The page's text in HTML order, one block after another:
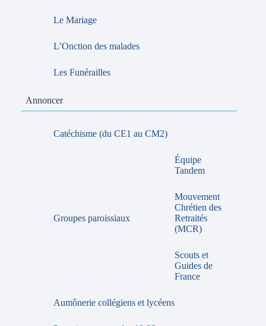
Le Mariage
L’Onction des malades
Les Funérailles
Annoncer
Catéchisme (du CE1 au CM2)
Groupes paroissiaux
Équipe
Tandem
Mouvement
Chrétien des
Retraités
(MCR)
Scouts et
Guides de
France
Aumônerie collégiens et lycéens